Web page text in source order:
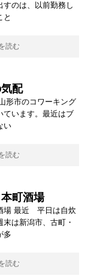
すのは、以前勤務し
と
読む
配
市のコワーキング
ています。最近はブ
い
読む
町酒場
最近 平日は自炊
は新潟市、古町・
多
読む